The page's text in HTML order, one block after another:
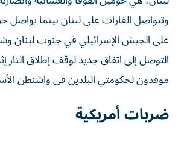
وتتواصل الغارات على لبنان بينما يواصل
على الجيش الإسرائيلي في جنوب لبنان
التوصل إلى اتفاق جديد لوقف إطلاق النار
موفدون لحكومتي البلدين في واشنطن
ضربات أمريكية